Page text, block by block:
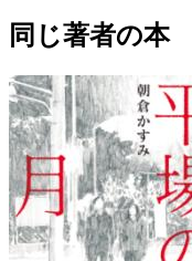
同じ著者の本